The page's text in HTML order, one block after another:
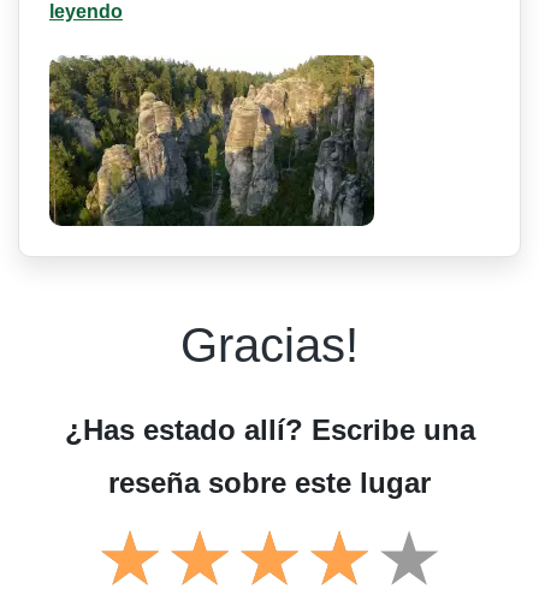
leyendo
Gracias!
¿Has estado allí? Escribe una
reseña sobre este lugar